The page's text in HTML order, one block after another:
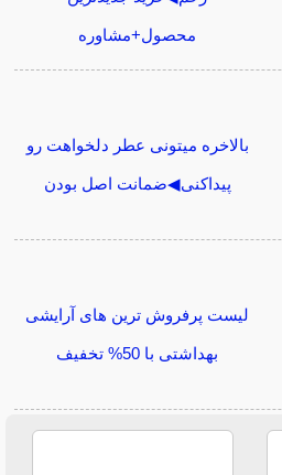
محصول+مشاوره
بالاخره میتونی عطر دلخواهت رو
پیداکنی◀ضمانت اصل بودن
لیست پرفروش ترین های آرایشی
بهداشتی با 50% تخفیف